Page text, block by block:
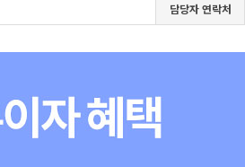
담당자 연락처